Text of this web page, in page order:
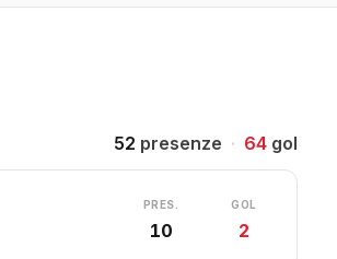
52 presenze · 64 gol
PRES.
10
GOL
2